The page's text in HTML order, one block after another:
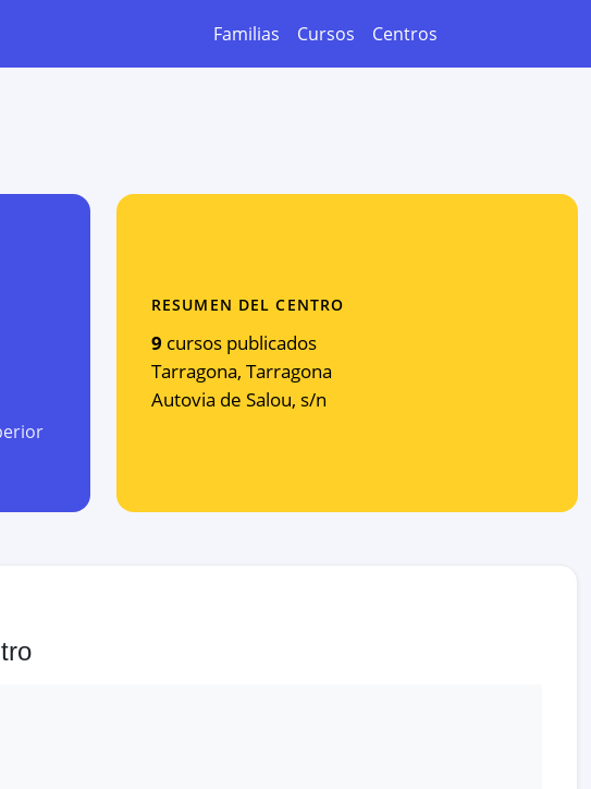
Familias Cursos Centros
RESUMEN DEL CENTRO
9 cursos publicados
Tarragona, Tarragona
Autovia de Salou, s/n